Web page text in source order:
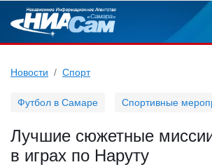
Новости Спорт
Футбол в Самаре Спортивные
Лучшие сюжетные
в играх по Наруту